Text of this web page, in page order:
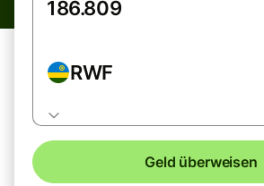
RWF
Geld überweisen